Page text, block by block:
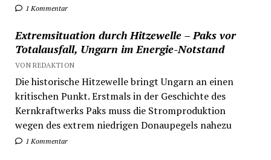
1 Kommentar
Extremsituation durch Hitzewelle – Paks vor
Totalausfall, Ungarn im Energie-Notstand
VON REDAKTION
Die historische Hitzewelle bringt Ungarn an einen
kritischen Punkt. Erstmals in der Geschichte des
Kernkraftwerks Paks muss die Stromproduktion
wegen des extrem niedrigen Donaupegels nahezu
1 Kommentar